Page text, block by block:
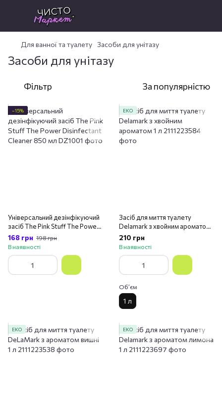
Для ванної та туалету Засоби для унітазу
Засоби для унітазу
Фільтр За популярністю
−15%
Універсальний дезінфікуючий
засіб The Pink Stuff The Power
Disinfectant Cleaner 850 мл
168 грн 198 грн
В наявності
ЕКО
Засіб для миття туалету
Delamark з хвойним ароматом 1
л
210 грн
В наявності
Обʼєм
1 л
ЕКО ЕКО